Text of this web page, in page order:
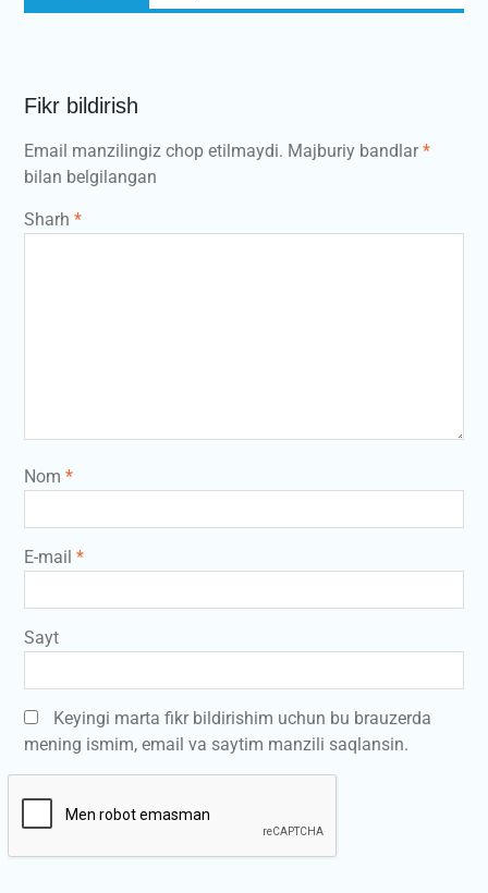
Fikr bildirish
Email manzilingiz chop etilmaydi. Majburiy bandlar*
bilan belgilangan
Sharh *
Nom *
E-mail *
Sayt
Keyingi marta fikr bildirishim uchun bu brauzerda
mening ismim, email va saytim manzili saqlansin.